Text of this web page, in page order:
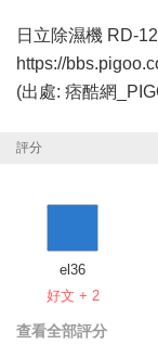
日立除濕機 RD-
https://
(出處: 痞酷網
評分
el36
好文 + 2
查看全部評分